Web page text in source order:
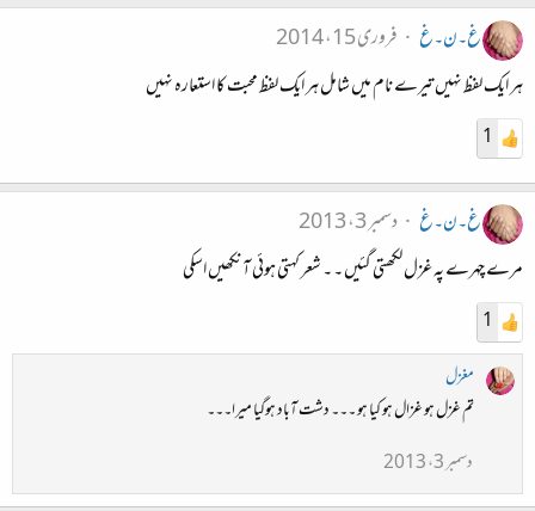
غ۔ن۔غ
فروری 15، 2014
ہر ایک لفظ نہیں تیرے نام میں شامل ہر ایک لفظ محبت کا استعارہ نہیں
1
غ۔ن۔غ
دسمبر 3، 2013
مرے چہرے پہ غزل لکھتی گئیں ۔ ۔ شعر کہتی ہوئی آنکھیں اسکی
1
مغزل
تم غزل ہو غزال ہو کیا ہو ۔۔۔ دشت آباد ہوگیا میرا۔۔۔
دسمبر 3، 2013